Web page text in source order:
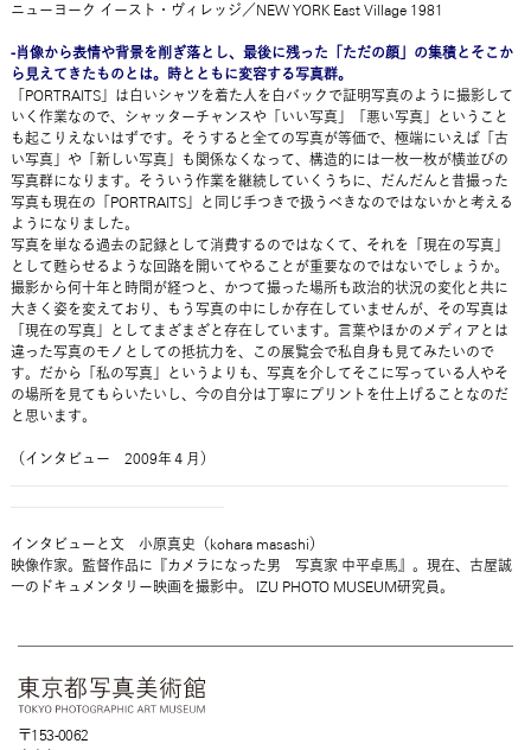
ニューヨーク イースト・ヴィレッジ／NEW YORK East Village 1981
-肖像から表情や背景を削ぎ落とし、最後に残った「ただの顔」の集積とそこか
ら見えてきたものとは。時とともに変容する写真群。
「PORTRAITS」は白いシャツを着た人を白バックで証明写真のように撮影して
いく作業なので、シャッターチャンスや「いい写真」「悪い写真」ということ
も起こりえないはずです。そうすると全ての写真が等価で、極端にいえば「古
い写真」や「新しい写真」も関係なくなって、構造的には一枚一枚が横並びの
写真群になります。そういう作業を継続していくうちに、だんだんと昔撮った
写真も現在の「PORTRAITS」と同じ手つきで扱うべきなのではないかと考える
ようになりました。
写真を単なる過去の記録として消費するのではなくて、それを「現在の写真」
として甦らせるような回路を開いてやることが重要なのではないでしょうか。
撮影から何十年と時間が経つと、かつて撮った場所も政治的状況の変化と共に
大きく姿を変えており、もう写真の中にしか存在していませんが、その写真は
「現在の写真」としてまざまざと存在しています。言葉やほかのメディアとは
違った写真のモノとしての抵抗力を、この展覧会で私自身も見てみたいので
す。だから「私の写真」というよりも、写真を介してそこに写っている人やそ
の場所を見てもらいたいし、今の自分は丁寧にプリントを仕上げることなのだ
と思います。
（インタビュー 2009年４月）
インタビューと文 小原真史（kohara masashi）
映像作家。監督作品に『カメラになった男 写真家 中平卓馬』。現在、古屋誠
一のドキュメンタリー映画を撮影中。 IZU PHOTO MUSEUM研究員。
〒153-0062